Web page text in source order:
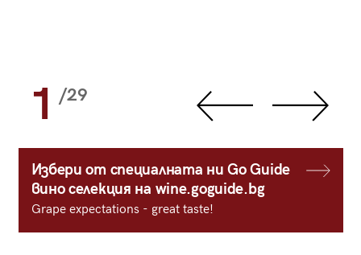
1 /29
Избери от специалната ни Go Guide
вино селекция на wine.goguide.bg
Grape expectations - great taste!